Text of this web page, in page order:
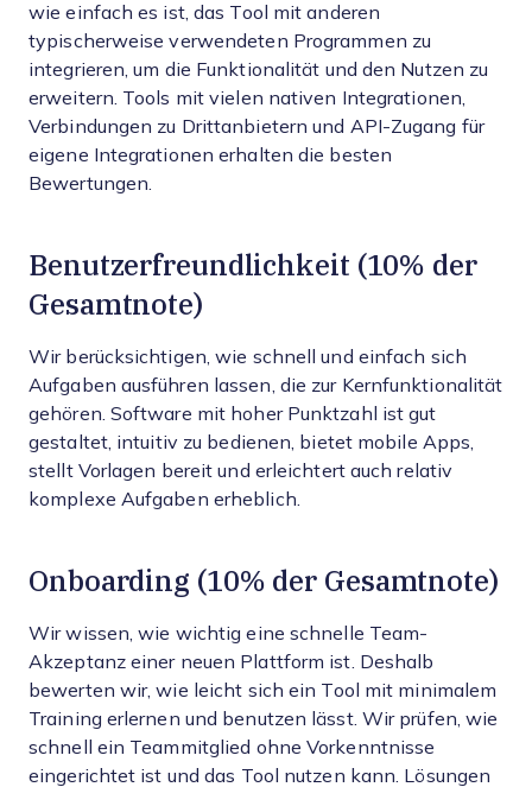
wie einfach es ist, das Tool mit anderen
typischerweise verwendeten Programmen zu
integrieren, um die Funktionalität und den Nutzen zu
erweitern. Tools mit vielen nativen Integrationen,
Verbindungen zu Drittanbietern und API-Zugang für
eigene Integrationen erhalten die besten
Bewertungen.
Benutzerfreundlichkeit (10% der
Gesamtnote)
Wir berücksichtigen, wie schnell und einfach sich
Aufgaben ausführen lassen, die zur Kernfunktionalität
gehören. Software mit hoher Punktzahl ist gut
gestaltet, intuitiv zu bedienen, bietet mobile Apps,
stellt Vorlagen bereit und erleichtert auch relativ
komplexe Aufgaben erheblich.
Onboarding (10% der Gesamtnote)
Wir wissen, wie wichtig eine schnelle Team-
Akzeptanz einer neuen Plattform ist. Deshalb
bewerten wir, wie leicht sich ein Tool mit minimalem
Training erlernen und benutzen lässt. Wir prüfen, wie
schnell ein Teammitglied ohne Vorkenntnisse
eingerichtet ist und das Tool nutzen kann. Lösungen